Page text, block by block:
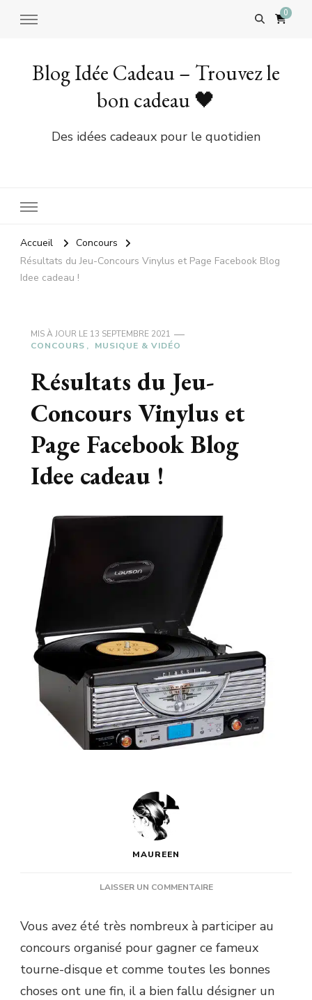
0
Blog Idée Cadeau – Trouvez le
bon cadeau 🖤
Des idées cadeaux pour le quotidien
Accueil
Concours
Résultats du Jeu-Concours Vinylus et Page Facebook Blog
Idee cadeau !
MIS À JOUR LE 13 SEPTEMBRE 2021
CONCOURS
MUSIQUE & VIDÉO
Résultats du Jeu-
Concours Vinylus et
Page Facebook Blog
Idee cadeau !
MAUREEN
LAISSER UN COMMENTAIRESUR
JEU-
CONCOURS
ET
PAGE
Vous avez été très nombreux à participer au
concours organisé pour gagner ce fameux
tourne-disque et comme toutes les bonnes
choses ont une fin, il a bien fallu désigner un